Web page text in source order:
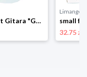
small foot Gitara "Groovy Beats" - 3+ rozmiar: onesize
Limango
32.75 zł